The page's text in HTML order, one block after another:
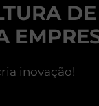
DE
inovação!